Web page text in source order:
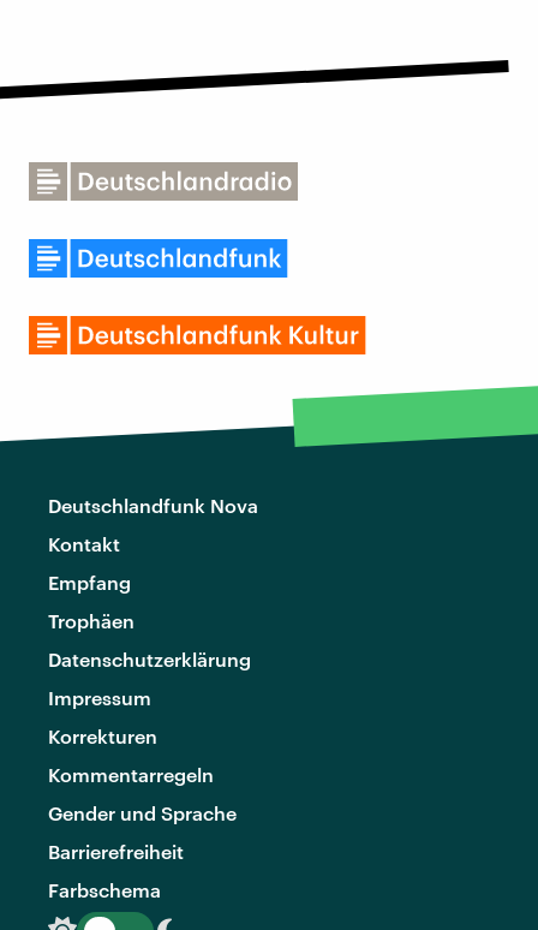
Deutschlandfunk Nova
Kontakt
Empfang
Trophäen
Datenschutzerklärung
Impressum
Korrekturen
Kommentarregeln
Gender und Sprache
Barrierefreiheit
Farbschema